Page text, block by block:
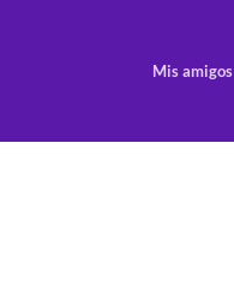
Mis amigos